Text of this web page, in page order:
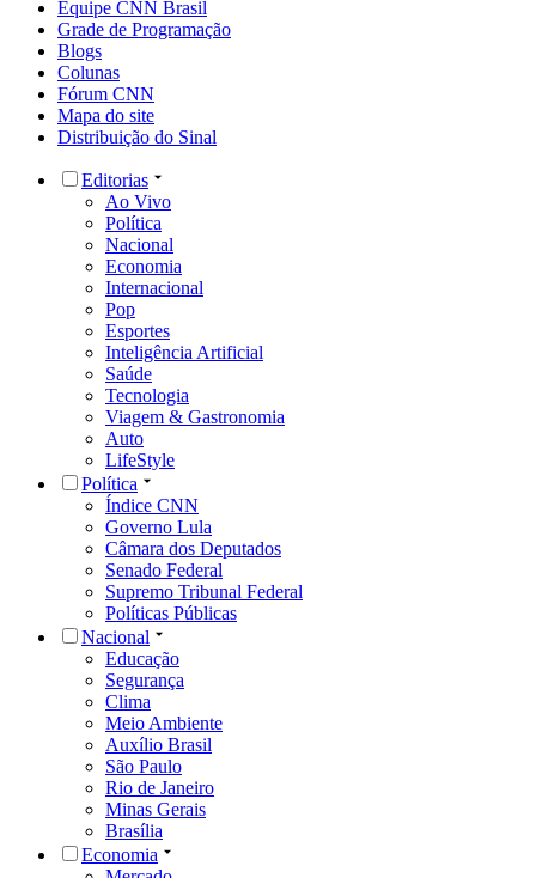
Equipe CNN Brasil
Grade de Programação
Blogs
Colunas
Fórum CNN
Mapa do site
Distribuição do Sinal
Editorias
Ao Vivo
Política
Nacional
Economia
Internacional
Pop
Esportes
Inteligência Artificial
Saúde
Tecnologia
Viagem & Gastronomia
Auto
LifeStyle
Política
Índice CNN
Governo Lula
Câmara dos Deputados
Senado Federal
Supremo Tribunal Federal
Políticas Públicas
Nacional
Educação
Segurança
Clima
Meio Ambiente
Auxílio Brasil
São Paulo
Rio de Janeiro
Minas Gerais
Brasília
Economia